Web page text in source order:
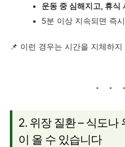
운동 중 심해지고, 휴식
5분 이상 지속되면 즉
📌 이런 경우는 시간을 지체하지
2. 위장 질환 – 식도나
이 올 수 있습니다